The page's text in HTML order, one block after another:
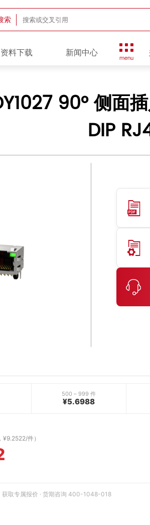
索
资料下载 新闻中心 menu
90° 侧面
DIP
500 – 999 件
¥5.6988
件）
获取专属报价 · 货期咨询 400-1048-018